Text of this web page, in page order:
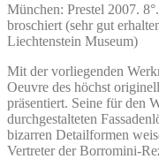
München: Prestel 2007.
broschiert (sehr gut
Liechtenstein Museum)
Mit der vorliegenden
Oeuvre des höchst
präsentiert. Seine für den
durchgestalteten
bizarren Detailformen
Vertreter der Borromini-